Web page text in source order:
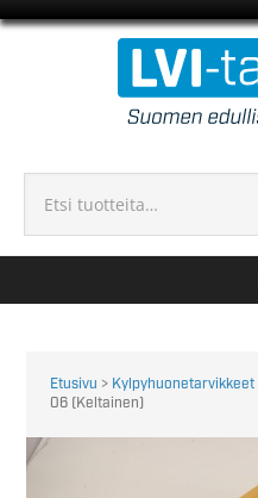
Etusivu > Kylpyhuonetarvikkeet
06 (Keltainen)